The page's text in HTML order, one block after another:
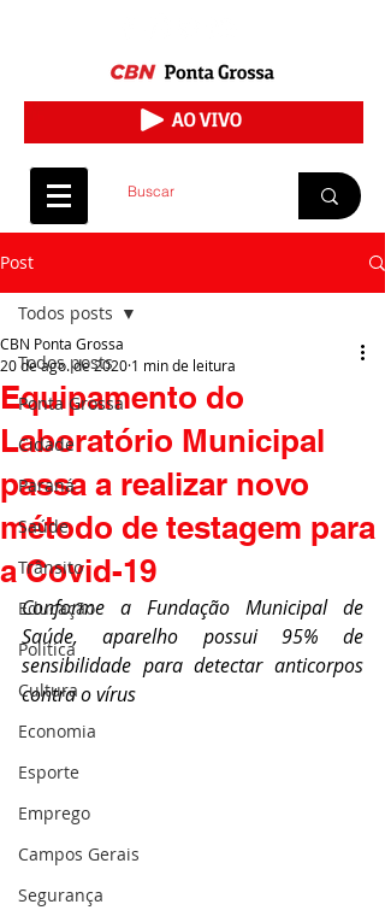
Post
Todos posts
Ponta Grossa
Cidade
Paraná
Saúde
Trânsito
Educação
Política
Cultura
Economia
Esporte
Emprego
Campos Gerais
Segurança
Todos posts
Equipamento do
Laboratório Municipal
passa a realizar novo
método de testagem para
a Covid-19
CBN Ponta Grossa
20 de ago. de 2020 1 min de leitura
Conforme a Fundação Municipal de
Saúde, aparelho possui 95% de
sensibilidade para detectar anticorpos
contra o vírus